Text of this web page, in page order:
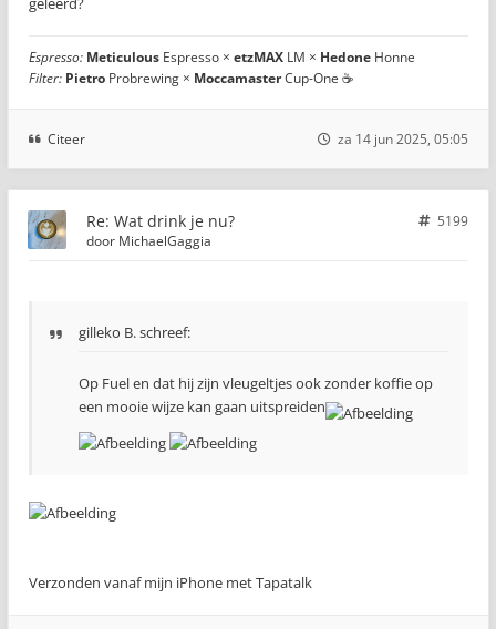
Espresso: Meticulous Espresso × etzMAX LM × Hedone Honne
Filter: Pietro Probrewing × MoccamasterCup-One ☕
Citeer za 14 jun 2025, 05:05
Re: Wat drink je nu?
5199
door MichaelGaggia
gilleko B. schreef:
Op Fuel en dat hij zijn vleugeltjes ook zonder koffie op
een mooie wijze kan gaan uitspreiden
Verzonden vanaf mijn iPhone met Tapatalk